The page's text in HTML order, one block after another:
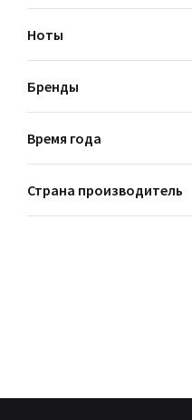
Ноты
Бренды
Время года
Страна производитель